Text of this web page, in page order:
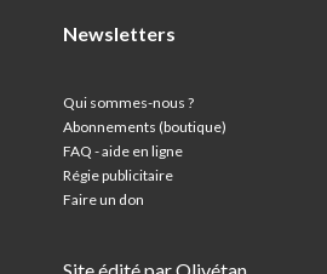
Newsletters
Qui sommes-nous ?
Abonnements (boutique)
FAQ - aide en ligne
Régie publicitaire
Faire un don